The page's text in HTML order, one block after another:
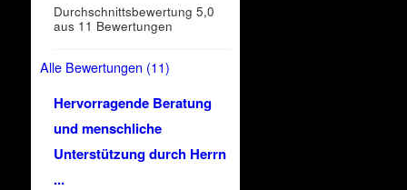
Durchschnittsbewertung 5,0
aus 11 Bewertungen
Alle Bewertungen (11)
Hervorragende Beratung
und menschliche
Unterstützung durch Herrn
...